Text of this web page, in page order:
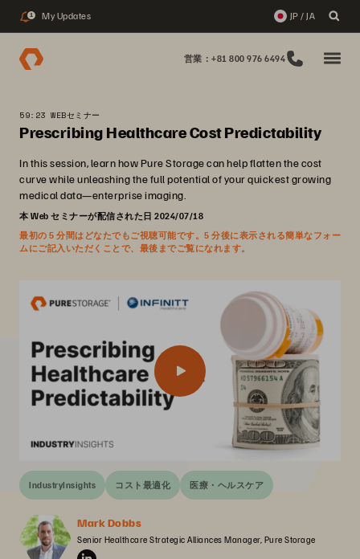
1 My Updates JP / JA
営業：+81 800 976 6494
59:23 WEBセミナー
Prescribing Healthcare Cost Predictability
In this session, learn how Pure Storage can help flatten the cost
curve while unleashing the full potential of your quickest growing
medical data—enterprise imaging.
本 Web セミナーが配信された日 2024/07/18
最初の 5 分間はどなたでもご視聴可能です。5 分後に表示される簡単なフォー
ムにご記入いただくことで、最後までご覧になれます。
IndustryInsights コスト最適化 医療・ヘルスケア
Mark Dobbs
Senior Healthcare Strategic Alliances Manager, Pure Storage